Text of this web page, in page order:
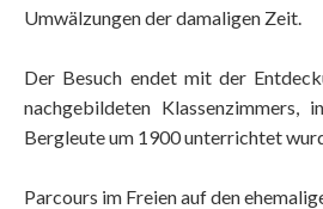
Umwälzungen der damaligen Zeit.
Der Besuch endet mit der
nachgebildeten
Bergleute um 1900 unterrichtet
Parcours im Freien auf den